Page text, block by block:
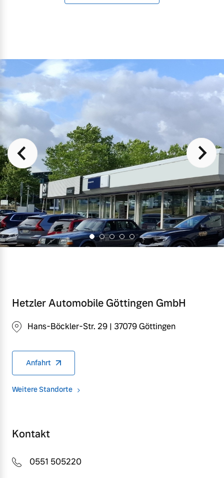
Hetzler Automobile Göttingen GmbH
Hans-Böckler-Str. 29 | 37079 Göttingen
Anfahrt
Weitere Standorte
Kontakt
0551 505220